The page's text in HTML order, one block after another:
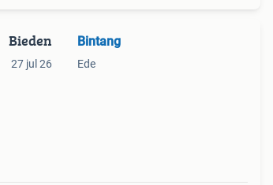
Bieden
27 jul 26
Bintang
Ede